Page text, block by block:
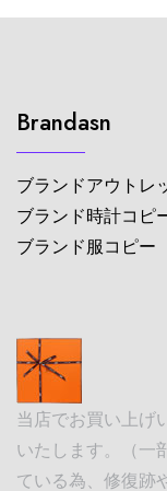
Brandasn
ブランドアウトレ
ブランド時計コピ
ブランド服コピー
当店でお買い上げ
いたします。（一
ている為、修復跡